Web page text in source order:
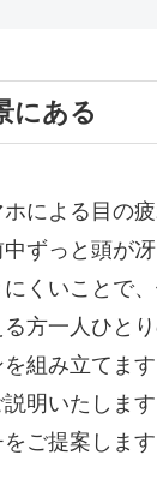
にある
による目の
ずっと頭が
くいことで
方一人ひと
組み立てま
明いたしま
ご提案します